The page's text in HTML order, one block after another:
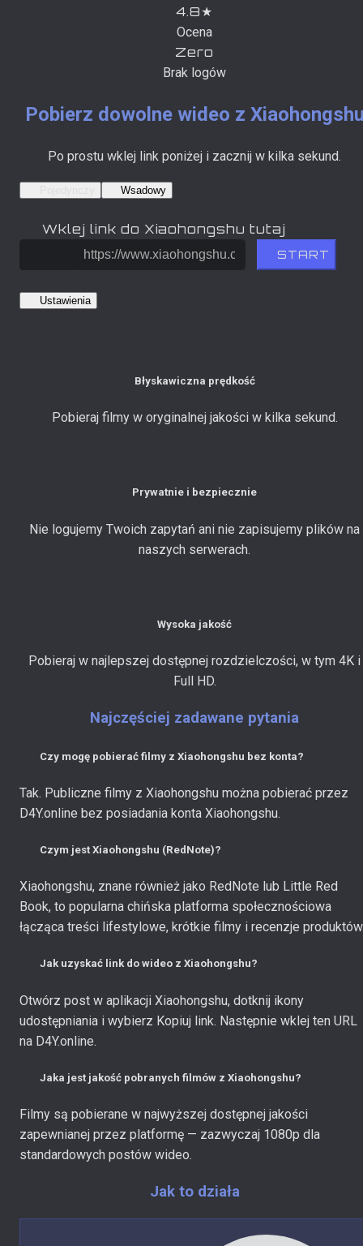
4.8★
Ocena
Zero
Brak logów
Pobierz dowolne wideo z
Po prostu wklej link poniżej i zacznij w kilka sekund.
Wsadowy
Wklej link do Xiaohongshu tutaj
START
Ustawienia
Błyskawiczna prędkość
Pobieraj filmy w oryginalnej jakości w kilka sekund.
Prywatnie i bezpiecznie
Nie logujemy Twoich zapytań ani nie zapisujemy plików na
naszych serwerach.
Wysoka jakość
Pobieraj w najlepszej dostępnej rozdzielczości, w tym 4K i
Full HD.
Najczęściej zadawane pytania
Czy mogę pobierać filmy z Xiaohongshu bez konta?
Tak. Publiczne filmy z Xiaohongshu można pobierać przez
D4Y.online bez posiadania konta Xiaohongshu.
Czym jest Xiaohongshu (RedNote)?
Xiaohongshu, znane również jako RedNote lub Little Red
Book, to popularna chińska platforma społecznościowa
łącząca treści lifestylowe, krótkie filmy i recenzje
Jak uzyskać link do wideo z Xiaohongshu?
Otwórz post w aplikacji Xiaohongshu, dotknij ikony
udostępniania i wybierz Kopiuj link. Następnie wklej ten URL
na D4Y.online.
Jaka jest jakość pobranych filmów z Xiaohongshu?
Filmy są pobierane w najwyższej dostępnej jakości
zapewnianej przez platformę — zazwyczaj 1080p dla
standardowych postów wideo.
Jak to działa